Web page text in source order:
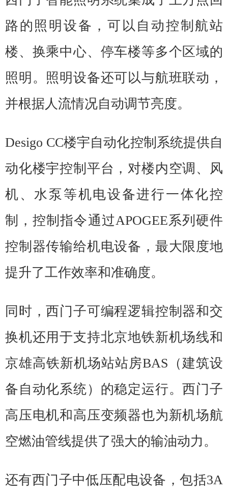
路的照明设备，可以自动控制航站
楼、换乘中心、停车楼等多个区域的
照明。照明设备还可以与航班联动，
并根据人流情况自动调节亮度。
Desigo CC楼宇自动化控制系统提供自
动化楼宇控制平台，对楼内空调、风
机、水泵等机电设备进行一体化控
制，控制指令通过APOGEE系列硬件
控制器传输给机电设备，最大限度地
提升了工作效率和准确度。
同时，西门子可编程逻辑控制器和交
换机还用于支持北京地铁新机场线和
京雄高铁新机场站站房BAS（建筑设
备自动化系统）的稳定运行。西门子
高压电机和高压变频器也为新机场航
空燃油管线提供了强大的输油动力。
还有西门子中低压配电设备，包括3A